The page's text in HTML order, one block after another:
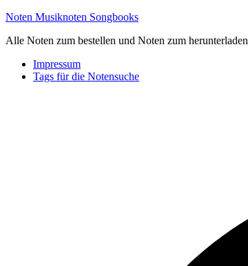
Zum
springen
Noten Musiknoten Songbooks
Alle Noten zum bestellen und Noten zum herunterladen
Impressum
Tags für die Notensuche